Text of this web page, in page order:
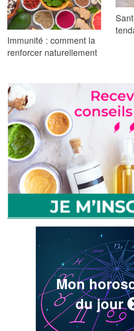
Immunité : comment la
renforcer naturellement
Mon
du jour